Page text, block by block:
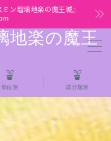
ン瑠璃地楽の魔王城』
楽の魔王
部位別 成分類別